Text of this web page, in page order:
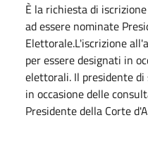
È la richiesta di
ad essere nominate
Elettorale.L'iscrizione
per essere designati in
elettorali. Il presidente
in occasione delle
Presidente della Corte